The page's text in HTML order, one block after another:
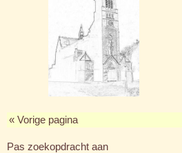
« Vorige pagina
Pas zoekopdracht aan